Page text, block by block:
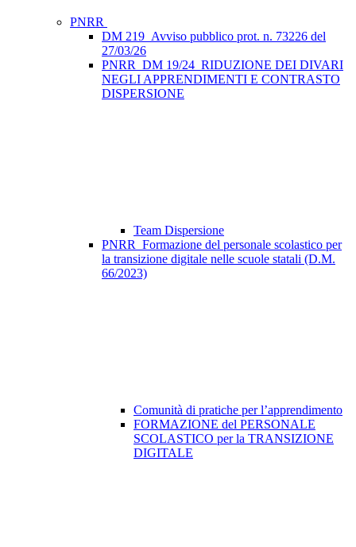
PNRR
DM 219_Avviso pubblico prot. n. 73226 del
27/03/26
PNRR_DM 19/24_RIDUZIONE DEI DIVARI
NEGLI APPRENDIMENTI E CONTRASTO
DISPERSIONE
Team Dispersione
PNRR_Formazione del personale scolastico per
la transizione digitale nelle scuole statali (D.M.
66/2023)
Comunità di pratiche per l’apprendimento
FORMAZIONE del PERSONALE
SCOLASTICO per la TRANSIZIONE
DIGITALE